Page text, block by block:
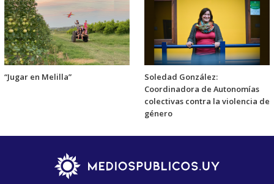
“Jugar en Melilla”
Soledad González:
Coordinadora de Autonomías
colectivas contra la violencia de
género